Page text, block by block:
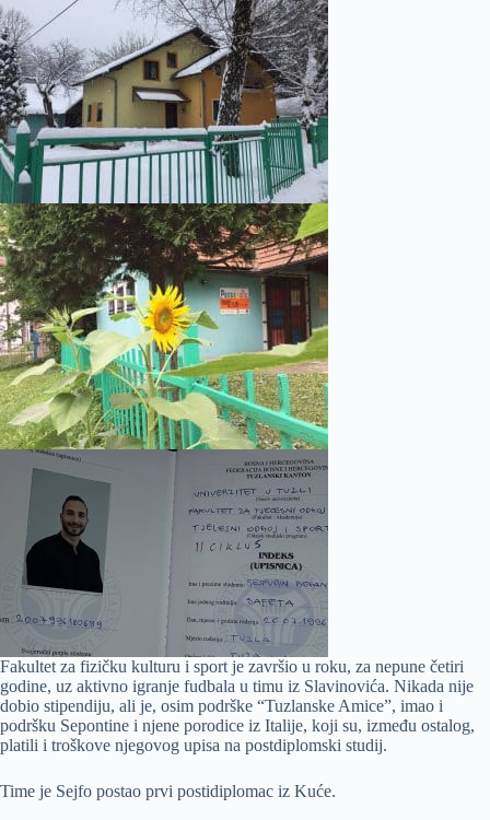
Fakultet za fizičku kulturu i sport je završio u roku, za nepune četiri
godine, uz aktivno igranje fudbala u timu iz Slavinovića. Nikada nije
dobio stipendiju, ali je, osim podrške “Tuzlanske Amice”, imao i
podršku Sepontine i njene porodice iz Italije, koji su, između ostalog,
platili i troškove njegovog upisa na postdiplomski studij.
Time je Sejfo postao prvi postidiplomac iz Kuće.